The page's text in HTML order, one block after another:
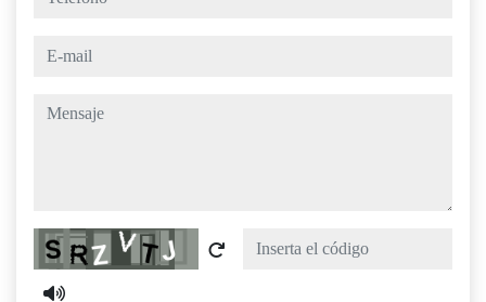
e-mail
mensaje
Captcha